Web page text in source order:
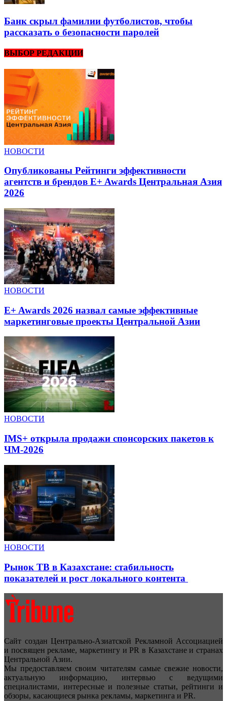
Банк скрыл фамилии футболистов, чтобы
рассказать о безопасности паролей
ВЫБОР РЕДАКЦИИ
НОВОСТИ
Опубликованы Рейтинги эффективности
агентств и брендов E+ Awards Центральная Азия
2026
НОВОСТИ
E+ Awards 2026 назвал самые эффективные
маркетинговые проекты Центральной Азии
НОВОСТИ
IMS+ открыла продажи спонсорских пакетов к
ЧМ-2026
НОВОСТИ
Рынок ТВ в Казахстане: стабильность
показателей и рост локального контента
Сайт создан Центрально-Азиатской Рекламной Ассоциацией
и посвящен рекламе, маркетингу и PR в Казахстане и странах
Центральной Азии.
Мы предоставляем своим читателям самые свежие новости,
актуальную информацию, интервью с ведущими
специалистами, интересные и полезные статьи, рейтинги и
обзоры, касающиеся рынка рекламы, маркетинга и PR.